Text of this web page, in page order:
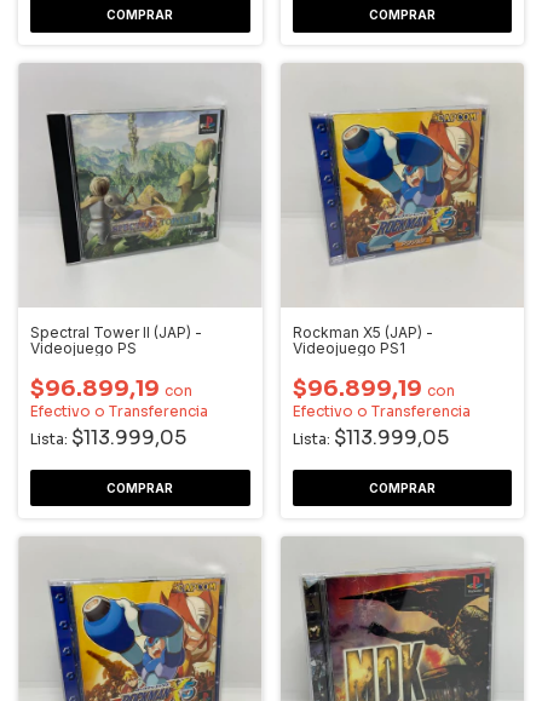
Spectral Tower II (JAP) -
Videojuego PS
$96.899,19 con
Efectivo o Transferencia
Lista: $113.999,05
Rockman X5 (JAP) -
Videojuego PS1
$96.899,19 con
Efectivo o Transferencia
Lista: $113.999,05